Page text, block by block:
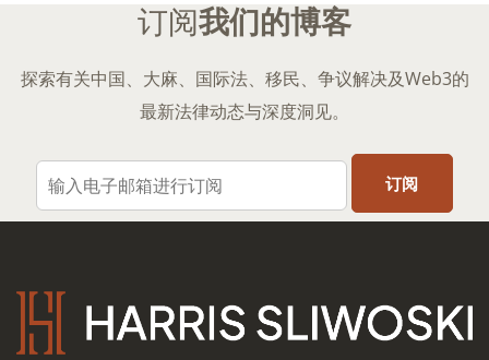
订阅我们的博客
探索有关中国、大麻、国际法、移民、争议解决及Web3的
最新法律动态与深度洞见。